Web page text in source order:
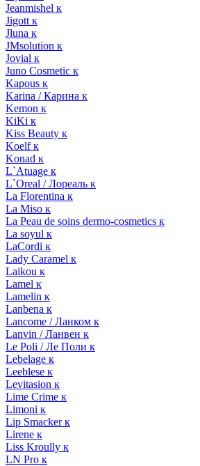
Jeanmishel к
Jigott к
Jluna к
JMsolution к
Jovial к
Juno Cosmetic к
Kapous к
Karina / Карина к
Kemon к
KiKi к
Kiss Beauty к
Koelf к
Konad к
L`Atuage к
L`Oreal / Лореаль к
La Florentina к
La Miso к
La Peau de soins dermo-cosmetics к
La soyul к
LaCordi к
Lady Caramel к
Laikou к
Lamel к
Lamelin к
Lanbena к
Lancome / Ланком к
Lanvin / Ланвен к
Le Poli / Ле Поли к
Lebelage к
Leeblese к
Levitasion к
Lime Crime к
Limoni к
Lip Smacker к
Lirene к
Liss Kroully к
LN Pro к